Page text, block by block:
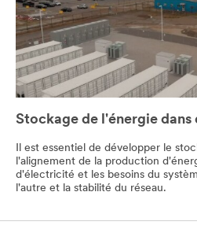
Stockage de l'énergie dans
Il est essentiel de développer le
l'alignement de la production
d'électricité et les besoins du
l'autre et la stabilité du réseau.